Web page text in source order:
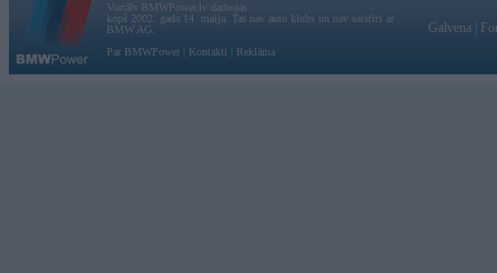
Vortāls BMWPower.lv darbojas
kopš 2002. gada 14. maija. Tas nav auto klubs un nav saistīts ar
BMW AG.
Par BMWPower
Kontakti Reklāma
Galvena